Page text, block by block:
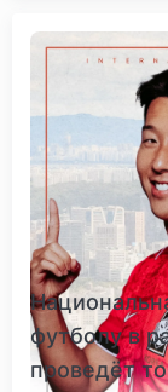
футболу в
проведёт